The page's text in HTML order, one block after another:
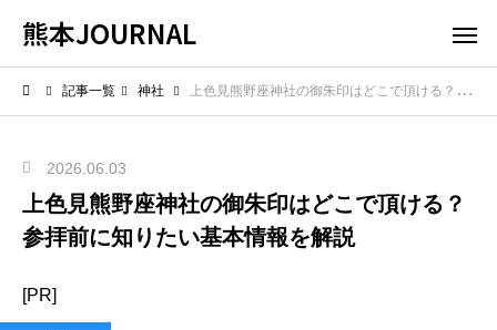
熊本JOURNAL
記事一覧 神社 上色見熊野座神社の御朱印はどこで頂ける？参拝前に知りたい基本情報を解説
2026.06.03
上色見熊野座神社の御朱印はどこで頂ける？
参拝前に知りたい基本情報を解説
[PR]